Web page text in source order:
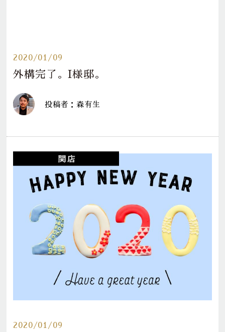
2020/01/09
外構完了。I様邸。
投稿者：森有生
2020/01/09